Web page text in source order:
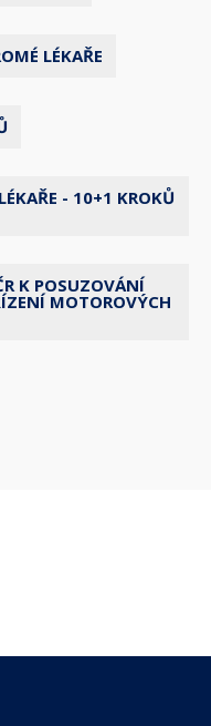
LÉKAŘE
- 10+1 KROKŮ
K POSUZOVÁNÍ
MOTOROVÝCH